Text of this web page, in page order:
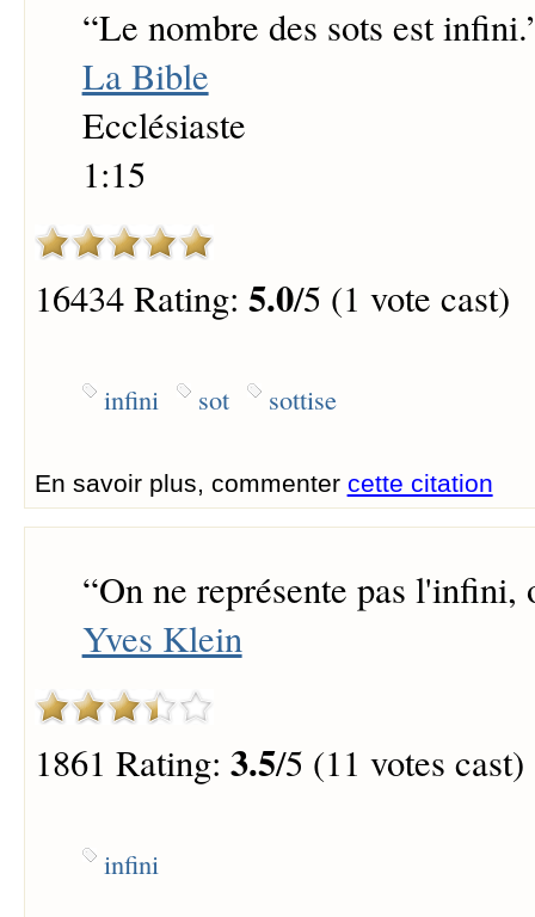
“Le nombre des sots est infini.
La Bible
Ecclésiaste
1:15
16434 Rating: 5.0/5 (1 vote cast)
infini sot sottise
En savoir plus, commenter cette citation
“On ne représente pas l'infini,
Yves Klein
1861 Rating: 3.5/5 (11 votes cast)
infini